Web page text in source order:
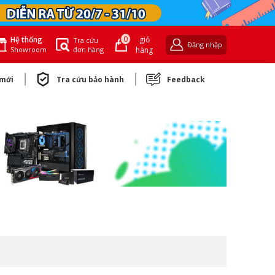
Hệ thống
Showroom
Tra cứu
đơn hàng
0
giỏ
hàng
Đăng nhập
Tra cứu bảo hành Feedback